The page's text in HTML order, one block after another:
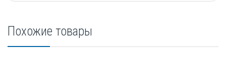
Похожие товары